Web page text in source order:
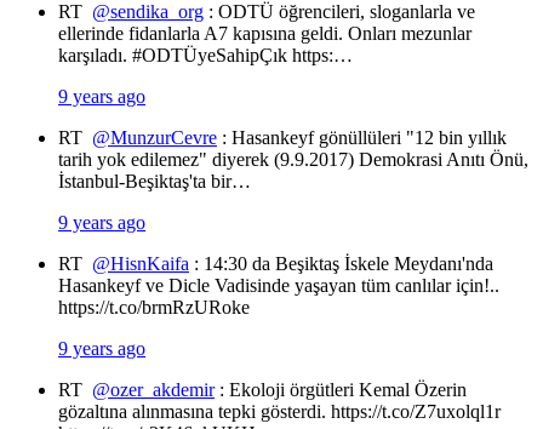
RT @sendika_org : ODTÜ öğrencileri, sloganlarla ve
ellerinde fidanlarla A7 kapısına geldi. Onları mezunlar
karşıladı. #ODTÜyeSahipÇık https:…
9 years ago
RT @MunzurCevre : Hasankeyf gönüllüleri "12 bin yıllık
tarih yok edilemez" diyerek (9.9.2017) Demokrasi Anıtı Önü,
İstanbul-Beşiktaş'ta bir…
9 years ago
RT @HisnKaifa : 14:30 da Beşiktaş İskele Meydanı'nda
Hasankeyf ve Dicle Vadisinde yaşayan tüm canlılar için!..
https://t.co/brmRzURoke
9 years ago
RT @ozer_akdemir: Ekoloji örgütleri Kemal Özerin
gözaltına alınmasına tepki gösterdi. https://t.co/Z7uxolql1r